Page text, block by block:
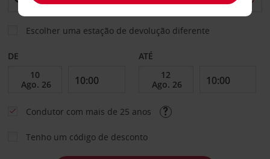
Escolher uma estação de devolução diferente
DE ATÉ
Condutor com mais de 25 anos
Tenho um código de desconto